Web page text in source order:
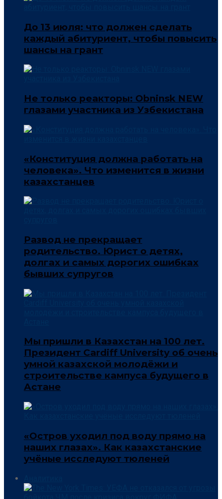
До 13 июля: что должен сделать
каждый абитуриент, чтобы повысить
шансы на грант
Не только реакторы: Obninsk NEW
глазами участника из Узбекистана
«Конституция должна работать на
человека». Что изменится в жизни
казахстанцев
Развод не прекращает
родительство. Юрист о детях,
долгах и самых дорогих ошибках
бывших супругов
Мы пришли в Казахстан на 100 лет.
Президент Cardiff University об очень
умной казахской молодёжи и
строительстве кампуса будущего в
Астане
«Остров уходил под воду прямо на
наших глазах». Как казахстанские
учёные исследуют тюленей